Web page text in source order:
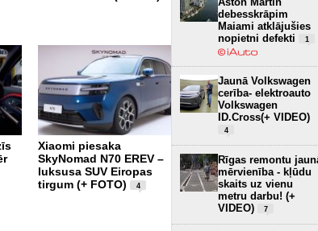
Xiaomi piesaka
SkyNomad N70 EREV –
luksusa SUV Eiropas
tirgum (+ FOTO)
4
pusē – desmitiem bojātu
un zaudējumi ap 100 000
Tikai 12,8 kWh uz 100
km – Audi e-tron būs
visekonomiskākais
ražotāja elektroauto (+
3
debesskrāpim
Maiami atklājušies
nopietni defekti
1
Jaunā Volkswagen
cerība- elektroauto
Volkswagen
ID.Cross(+ VIDEO)
4
Rīgas remontu
mērvienība - kļūdu
skaits uz vienu
metru darbu! (+
VIDEO)
7